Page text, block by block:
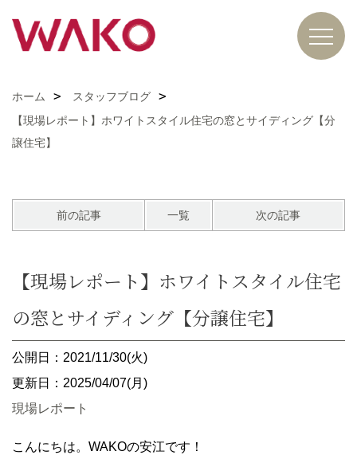
ホーム
スタッフブログ
【現場レポート】ホワイトスタイル住宅の窓とサイディング【分
譲住宅】
前の記事 一覧 次の記事
【現場レポート】ホワイトスタイル住宅
の窓とサイディング【分譲住宅】
公開日：2021/11/30(火)
更新日：2025/04/07(月)
現場レポート
こんにちは。WAKOの安江です！